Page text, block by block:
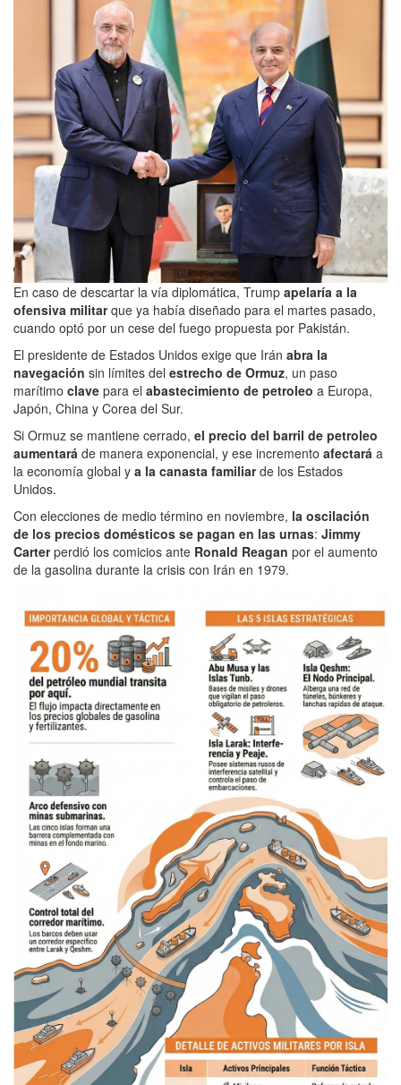
En caso de descartar la vía diplomática, Trump apelaría a la
ofensiva militarque ya había diseñado para el martes pasado,
cuando optó por un cese del fuego propuesta por Pakistán.
El presidente de Estados Unidos exige que Irán abra la
navegación sin límites del estrecho de Ormuz, un paso
marítimo clave para el abastecimiento de petroleo a Europa,
Japón, China y Corea del Sur.
Si Ormuz se mantiene cerrado, el precio del barril de petroleo
aumentará de manera exponencial, y ese incremento afectará a
la economía global y a la canasta familiarde los Estados
Unidos.
Con elecciones de medio término en noviembre, la oscilación
de los precios domésticos se pagan en las urnas: Jimmy
Carterperdió los comicios ante Ronald Reagan por el aumento
de la gasolina durante la crisis con Irán en 1979.